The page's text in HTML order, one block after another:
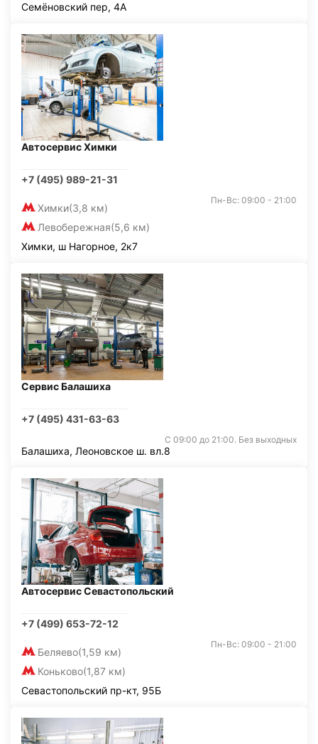
Семёновский пер, 4А
Автосервис Химки
+7 (495) 989-21-31
Химки(3,8 км)
Левобережная(5,6 км)
Пн-Вс: 09:00 - 21:00
Химки, ш Нагорное, 2к7
Сервис Балашиха
+7 (495) 431-63-63
С 09:00 до 21:00. Без выходных
Балашиха, Леоновское ш. вл.8
Автосервис Севастопольский
+7 (499) 653-72-12
Беляево(1,59 км)
Коньково(1,87 км)
Пн-Вс: 09:00 - 21:00
Севастопольский пр-кт, 95Б